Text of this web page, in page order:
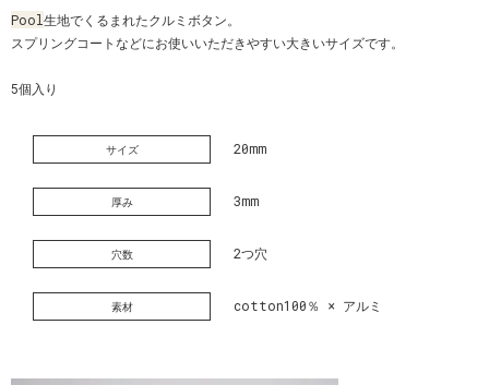
Pool生地でくるまれたクルミボタン。
スプリングコートなどにお使いいただきやすい大きいサイズです。
5個入り
サイズ 20mm
厚み 3mm
穴数 2つ穴
素材 cotton100％ × アルミ